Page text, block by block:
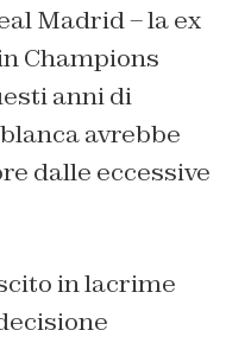
Madrid – la ex
Champions
anni di
avrebbe
dalle eccessive
in lacrime